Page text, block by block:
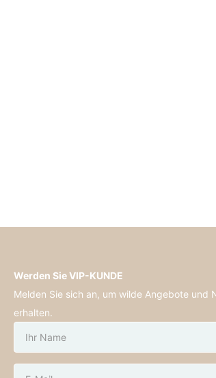
Werden Sie VIP-KUNDE
Melden Sie sich an, um wilde Angebote und
erhalten.